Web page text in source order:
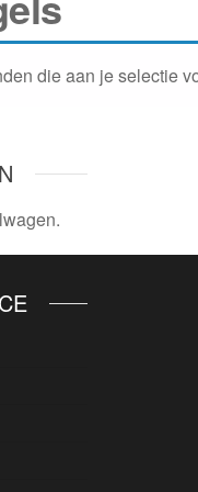
die aan je selectie